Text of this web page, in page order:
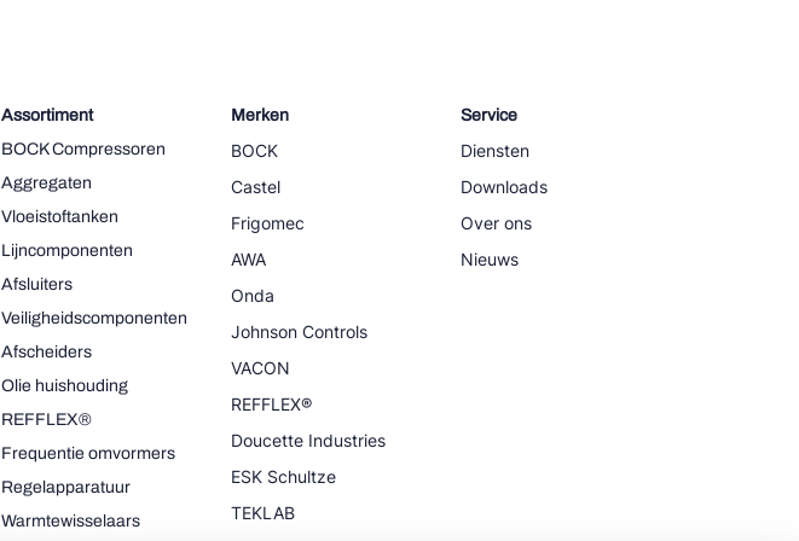
Assortiment
BOCK Compressoren
Aggregaten
Vloeistoftanken
Lijncomponenten
Afsluiters
Veiligheidscomponenten
Afscheiders
Olie huishouding
REFFLEX®
Frequentie omvormers
Regelapparatuur
Warmtewisselaars
Merken
BOCK
Castel
Frigomec
AWA
Onda
Johnson Controls
VACON
REFFLEX®
Doucette Industries
ESK Schultze
TEKLAB
Service
Diensten
Downloads
Over ons
Nieuws